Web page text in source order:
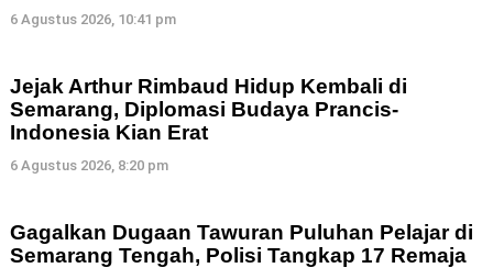
6 Agustus 2026, 10:41 pm
Jejak Arthur Rimbaud Hidup Kembali di
Semarang, Diplomasi Budaya Prancis-
Indonesia Kian Erat
6 Agustus 2026, 8:20 pm
Gagalkan Dugaan Tawuran Puluhan Pelajar di
Semarang Tengah, Polisi Tangkap 17 Remaja